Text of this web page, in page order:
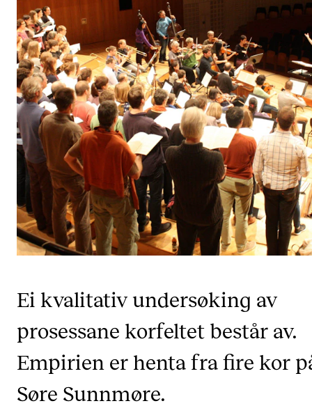
Søknad og opptak
Biblioteket
Fagmiljøer
Salane våre
Studentutvalet SUT (student.nmh.no)
FORSKNING
CERM
CREMAH
NordART
Publikasjoner
INTERNASJONALT
Utveksling
Internasjonal strategi
Ei kvalitativ undersøking av
prosessane korfeltet består av.
Empirien er henta fra fire kor
Søre Sunnmøre.